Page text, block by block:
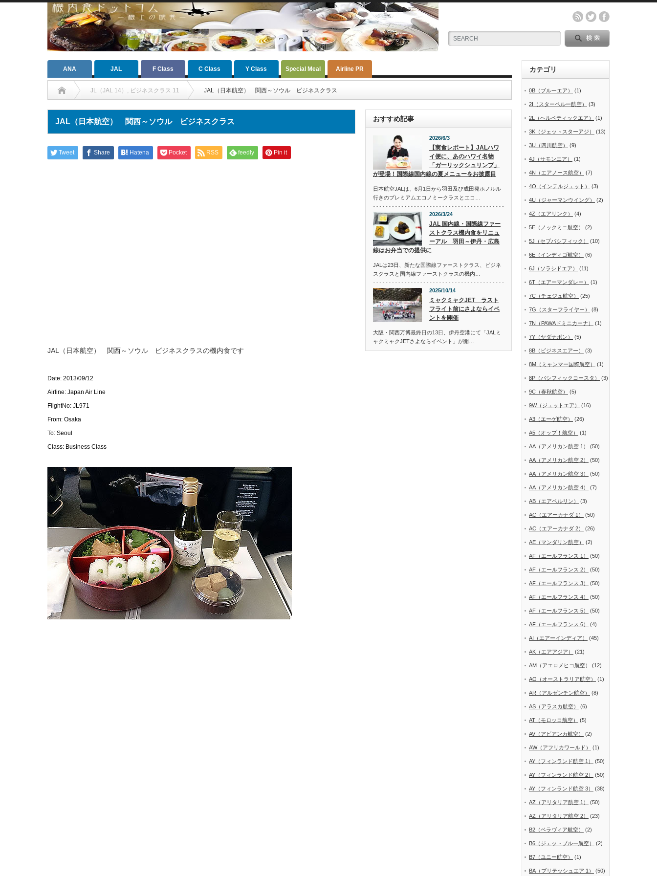
ANA JAL F Class C Class Y Class Special Meal Airline PR
JL（JAL 14） , ビジネスクラス 11 JAL（日本航空） 関西～ソウル ビジネスクラス
JAL（日本航空） 関西～ソウル ビジネスクラス
Tweet Share Hatena Pocket RSS feedly Pin it
JAL（日本航空） 関西～ソウル ビジネスクラスの機内食です
Date: 2013/09/12
Airline: Japan Air Line
FlightNo: JL971
From: Osaka
To: Seoul
Class: Business Class
おすすめ記事
2026/6/3
【実食レポート】JALハワ
イ便に、あのハワイ名物
「ガーリックシュリンプ」
が登場！国際線国内線の夏メニューをお披露目
日本航空JALは、6月1日から羽田及び成田発ホノルル
行きのプレミアムエコノミークラスとエコ…
2026/3/24
JAL 国内線・国際線ファー
ストクラス機内食をリニュ
ーアル 羽田～伊丹・広島
線はお弁当での提供に
JALは23日、新たな国際線ファーストクラス、ビジネ
スクラスと国内線ファーストクラスの機内…
2025/10/14
ミャクミャクJET ラスト
フライト前にさよならイベ
ントを開催
大阪・関西万博最終日の13日、伊丹空港にて「JALミ
ャクミャクJETさよならイベント」が開…
カテゴリ
0B（ブルーエア） (1)
2I（スターペルー航空） (3)
2L（ヘルベティックエア） (1)
3K（ジェットスターアジ） (13)
3U（四川航空） (9)
4J（サモンエア） (1)
4N（エアノース航空） (7)
4O（インテルジェット） (3)
4U（ジャーマンウイング） (2)
4Z（エアリンク） (4)
5E（ノックミニ航空） (2)
5J（セブパシフィック） (10)
6E（インディゴ航空） (6)
6J（ソラシドエア） (11)
6T（エアーマンダレー） (1)
7C（チェジュ航空） (25)
7G（スターフライヤー） (8)
7N（PAWAドミニカーナ） (1)
7Y（ヤダナポン） (5)
8B（ビジネスエアー） (3)
8M（ミャンマー国際航空） (1)
8P（パシフィックコースタ） (3)
9C（春秋航空） (5)
9W（ジェットエア） (16)
A3（エーゲ航空） (26)
A5（オップ！航空） (1)
AA（アメリカン航空 1） (50)
AA（アメリカン航空 2） (50)
AA（アメリカン航空 3） (50)
AA（アメリカン航空 4） (7)
AB（エアベルリン） (3)
AC（エアーカナダ 1） (50)
AC（エアーカナダ 2） (26)
AE（マンダリン航空） (2)
AF（エールフランス 1） (50)
AF（エールフランス 2） (50)
AF（エールフランス 3） (50)
AF（エールフランス 4） (50)
AF（エールフランス 5） (50)
AF（エールフランス 6） (4)
AI（エアーインディア） (45)
AK（エアアジア） (21)
AM（アエロメヒコ航空） (12)
AO（オーストラリア航空） (1)
AR（アルゼンチン航空） (8)
AS（アラスカ航空） (6)
AT（モロッコ航空） (5)
AV（アビアンカ航空） (2)
AW（アフリカワールド） (1)
AY（フィンランド航空 1） (50)
AY（フィンランド航空 2） (50)
AY（フィンランド航空 3） (38)
AZ（アリタリア航空 1） (50)
AZ（アリタリア航空 2） (23)
B2（ベラヴィア航空） (2)
B6（ジェットブルー航空） (2)
B7（ユニー航空） (1)
BA（ブリテッシュエア 1） (50)